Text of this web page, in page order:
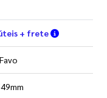
+ frete Verifique